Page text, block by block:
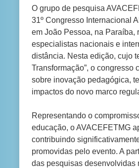
O grupo de pesquisa
31º Congresso Internacional
em João Pessoa, na Paraíba,
especialistas nacionais e
distância. Nesta edição, cujo
Transformação”, o
sobre inovação pedagógica,
impactos do novo marco
Representando o
educação, o AVACEFETMG
contribuindo
promovidas pelo evento. A
das pesquisas desenvolvidas